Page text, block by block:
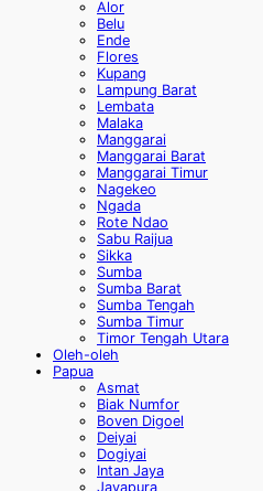
Alor
Belu
Ende
Flores
Kupang
Lampung Barat
Lembata
Malaka
Manggarai
Manggarai Barat
Manggarai Timur
Nagekeo
Ngada
Rote Ndao
Sabu Raijua
Sikka
Sumba
Sumba Barat
Sumba Tengah
Sumba Timur
Timor Tengah Utara
Oleh-oleh
Papua
Asmat
Biak Numfor
Boven Digoel
Deiyai
Dogiyai
Intan Jaya
Jayapura